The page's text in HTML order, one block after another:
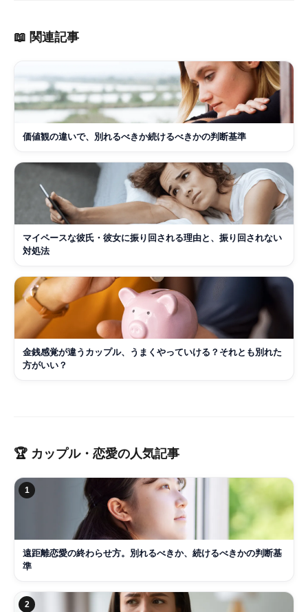
📖 関連記事
価値観の違いで、別れるべきか続けるべきかの判断基準
マイペースな彼氏・彼女に振り回される理由と、振り回されない
対処法
金銭感覚が違うカップル、うまくやっていける？それとも別れた
方がいい？
🏆 カップル・恋愛の人気記事
1
遠距離恋愛の終わらせ方。別れるべきか、続けるべきかの判断基
準
2